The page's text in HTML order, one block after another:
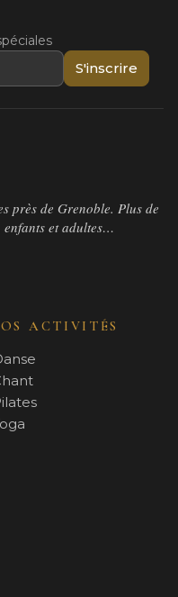
S'inscrire
près de Grenoble. Plus de
enfants et adultes…
ACTIVITÉS